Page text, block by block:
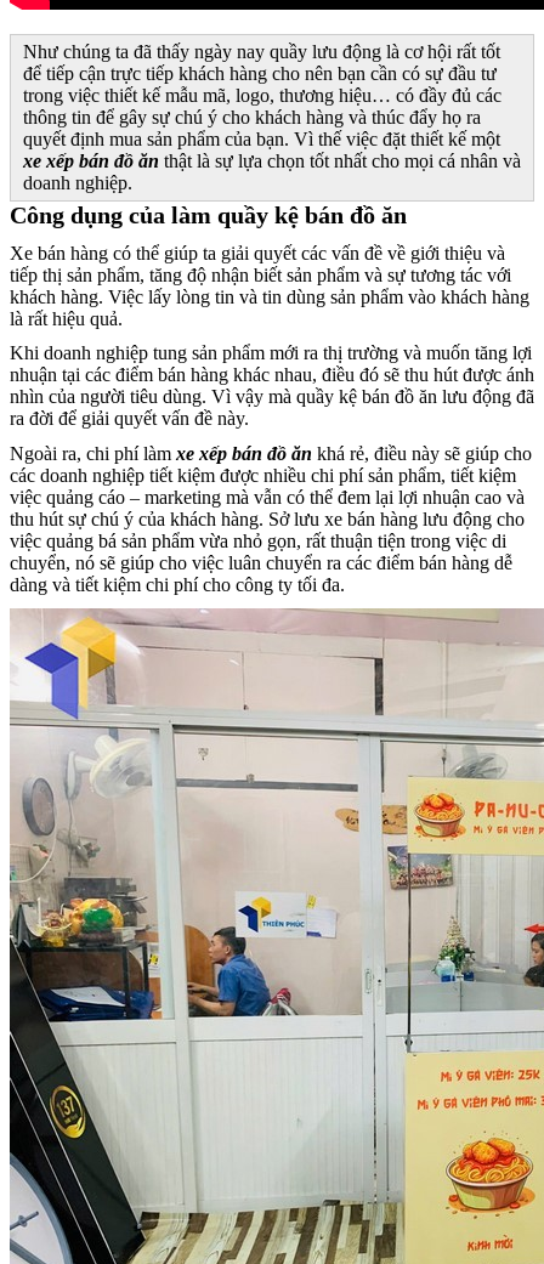
Như chúng ta đã thấy ngày nay quầy lưu động là cơ hội rất tốt
để tiếp cận trực tiếp khách hàng cho nên bạn cần có sự đầu tư
trong việc thiết kế mẫu mã, logo, thương hiệu… có đầy đủ các
thông tin để gây sự chú ý cho khách hàng và thúc đẩy họ ra
quyết định mua sản phẩm của bạn. Vì thế việc đặt thiết kế một
xe xếp bán đồ ăn thật là sự lựa chọn tốt nhất cho mọi cá nhân và
doanh nghiệp.
Công dụng của làm quầy kệ bán đồ ăn
Xe bán hàng có thể giúp ta giải quyết các vấn đề về giới thiệu và
tiếp thị sản phẩm, tăng độ nhận biết sản phẩm và sự tương tác với
khách hàng. Việc lấy lòng tin và tin dùng sản phẩm vào khách hàng
là rất hiệu quả.
Khi doanh nghiệp tung sản phẩm mới ra thị trường và muốn tăng lợi
nhuận tại các điểm bán hàng khác nhau, điều đó sẽ thu hút được ánh
nhìn của người tiêu dùng. Vì vậy mà quầy kệ bán đồ ăn lưu động đã
ra đời để giải quyết vấn đề này.
Ngoài ra, chi phí làm xe xếp bán đồ ăn khá rẻ, điều này sẽ giúp cho
các doanh nghiệp tiết kiệm được nhiều chi phí sản phẩm, tiết kiệm
việc quảng cáo – marketing mà vẫn có thể đem lại lợi nhuận cao và
thu hút sự chú ý của khách hàng. Sở lưu xe bán hàng lưu động cho
việc quảng bá sản phẩm vừa nhỏ gọn, rất thuận tiện trong việc di
chuyển, nó sẽ giúp cho việc luân chuyển ra các điểm bán hàng dễ
dàng và tiết kiệm chi phí cho công ty tối đa.